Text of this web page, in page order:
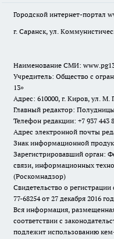
Городской интернет-портал
г. Саранск, ул.
Наименование СМИ:
Учредитель: Общество с
13»
Адрес: 610000, г. Киров, ул. М.
Главный редактор:
Телефон редакции: +7 937 443
Адрес электронной почты
Знак информационной
Зарегистрировавший орган:
связи, информационных
(Роскомнадзор)
Свидетельство о
77-68254 от 27 декабря 2016
Вся информация,
соответствии с
подлежит использованию